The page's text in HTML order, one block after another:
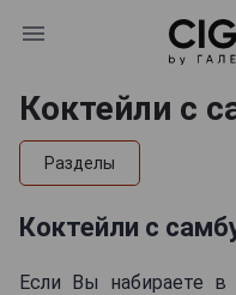
Коктейли с
Разделы
Коктейли с
Если Вы набираете в